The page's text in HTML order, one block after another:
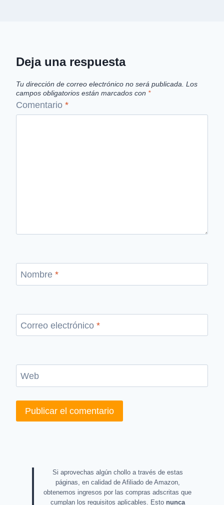
Deja una respuesta
Tu dirección de correo electrónico no será publicada. Los
campos obligatorios están marcados con *
Comentario *
Nombre *
Correo electrónico *
Web
Si aprovechas algún chollo a través de estas
páginas, en calidad de Afiliado de Amazon,
obtenemos ingresos por las compras adscritas que
cumplan los requisitos aplicables. Esto nunca